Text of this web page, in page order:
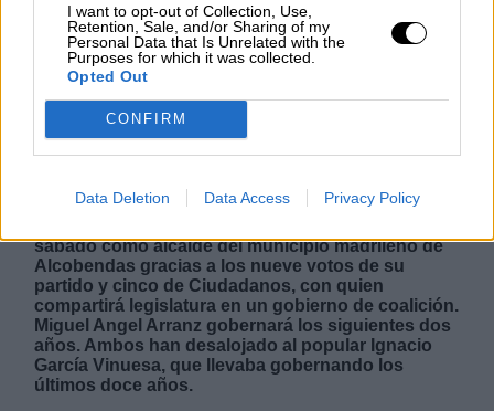
I want to opt-out of Collection, Use,
Retention, Sale, and/or Sharing of my
Personal Data that Is Unrelated with the
Purposes for which it was collected.
Opted Out
CONFIRM
Data Deletion Data Access Privacy Policy
LABERINTO ESPAÑOL | LABERINTO ESPAÑOL
Psoe y Ciudadanos gobernarán
alternativamente en Alcobendas
PSOE y Cs gobernarán en coalición en
Alcobendas dos años cada uno. El socialista
sábado como alcalde del municipio madrileño de
Alcobendas gracias a los nueve votos de su
partido y cinco de Ciudadanos, con quien
compartirá legislatura en un gobierno de coalición.
Miguel Angel Arranz gobernará los siguientes dos
años. Ambos han desalojado al popular Ignacio
García Vinuesa, que llevaba gobernando los
últimos doce años.